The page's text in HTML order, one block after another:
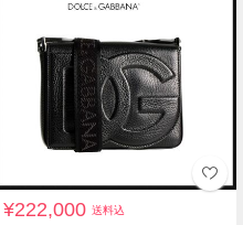
¥222,000送料込